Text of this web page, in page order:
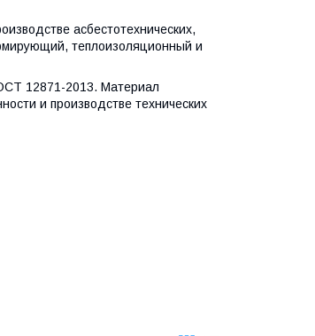
асбестотехнических,
теплоизоляционный и
12871-2013. Материал
и производстве технических